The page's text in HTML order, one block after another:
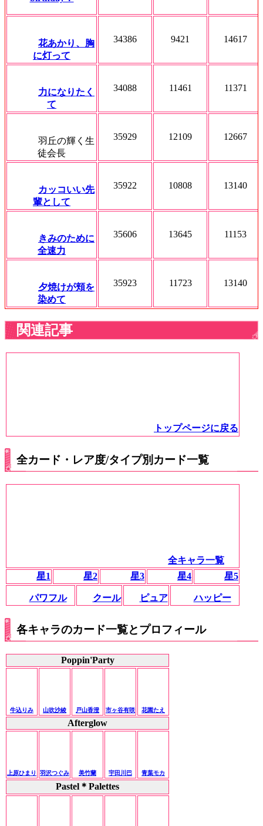
花あかり、胸
に灯って
34386 9421 14617
力になりたく
て
34088 11461 11371
羽丘の輝く生
徒会長
35929 12109 12667
カッコいい先
輩として
35922 10808 13140
きみのために
全速力
35606 13645 11153
夕焼けが頬を
染めて
35923 11723 13140
関連記事
トップページに戻る
全カード・レア度/タイプ別カード一覧
全キャラ一覧
星1
星2 星3 星4 星5
パワフル クール ピュア ハッピー
各キャラのカード一覧とプロフィール
Poppin'Party
牛込りみ 山吹沙綾 戸山香澄 市ヶ谷有咲 花園たえ
Afterglow
上原ひまり 羽沢つぐみ 美竹蘭 宇田川巴 青葉モカ
Pastel＊Palettes